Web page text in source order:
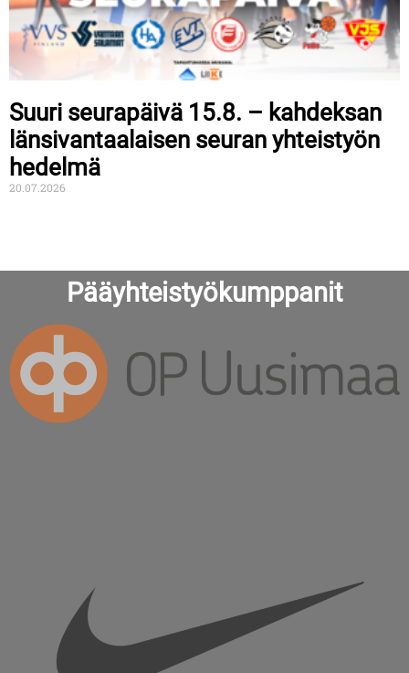
Suuri seurapäivä 15.8. – kahdeksan
länsivantaalaisen seuran yhteistyön
hedelmä
20.07.2026
Pääyhteistyökumppanit